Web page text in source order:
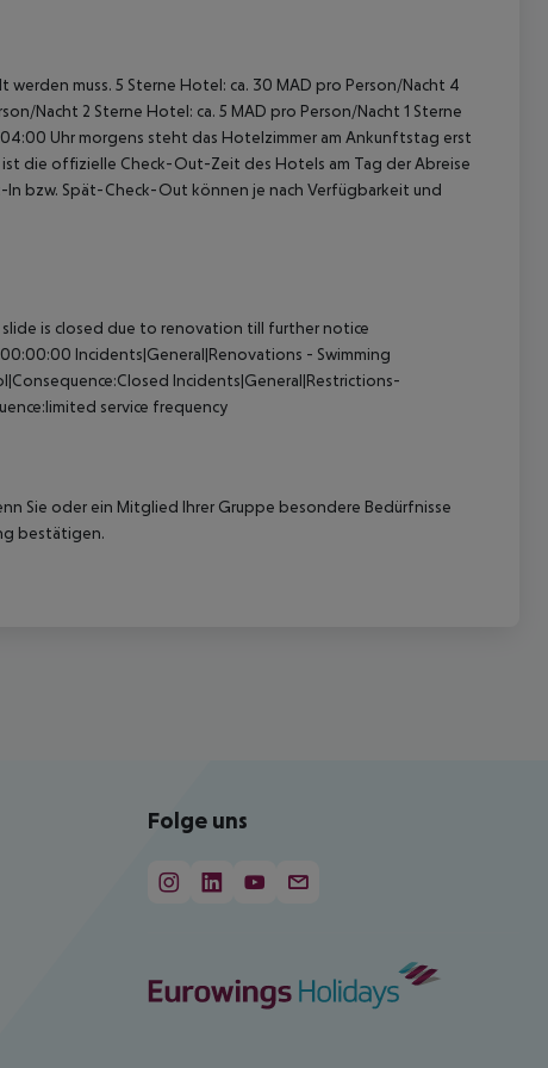
muss. 5 Sterne Hotel: ca. 30 MAD pro Person/Nacht 4
Nacht 2 Sterne Hotel: ca. 5 MAD pro Person/Nacht 1 Sterne
Uhr morgens steht das Hotelzimmer am Ankunftstag erst
die offizielle Check-Out-Zeit des Hotels am Tag der Abreise
In bzw. Spät-Check-Out können je nach Verfügbarkeit und
is closed due to renovation till further notice
Incidents|General|Renovations - Swimming
Incidents|General|Restrictions-
service frequency
Sie oder ein Mitglied Ihrer Gruppe besondere Bedürfnisse
bestätigen.
Folge uns